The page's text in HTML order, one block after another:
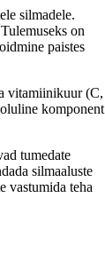
silmadele.
on
paistes
vitamiinikuur (C,
komponent
tumedate
silmaaluste
vastumida teha